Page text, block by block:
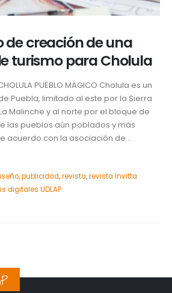
de creación de una
turismo para Cholula
PUEBLO MAGICO Cholula es un
Puebla, limitado al este por la Sierra
Malinche y al norte por el bloque de
las pueblos aún poblados y más
acuerdo con la asociación de...
,publicidad,revista,revista Invitta
digitales UDLAP